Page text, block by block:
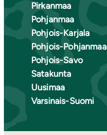
Pirkanmaa
Pohjanmaa
Pohjois-Karjala
Pohjois-Pohjanmaa
Pohjois-Savo
Satakunta
Uusimaa
Varsinais-Suomi